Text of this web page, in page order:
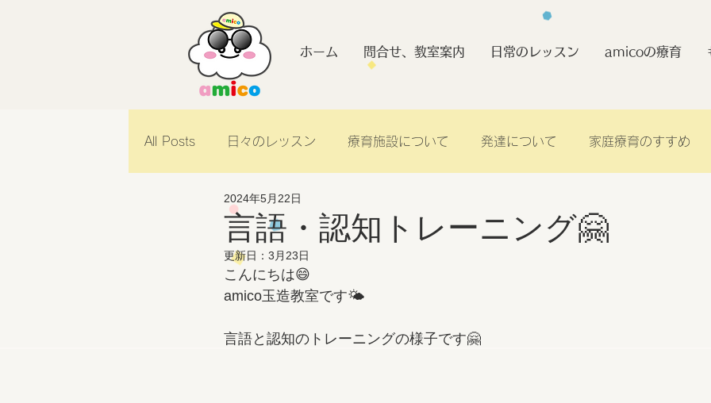
ホーム 問合せ、教室案内 日常のレッスン amicoの療育
All Posts 日々のレッスン 療育施設について 発達について 家庭療育のすすめ
amicoのご紹介
言語・認知トレーニング🤗
2024年5月22日
更新日： 3月23日
こんにちは😄
amico玉造教室です🌤️
言語と認知のトレーニングの様子です🤗